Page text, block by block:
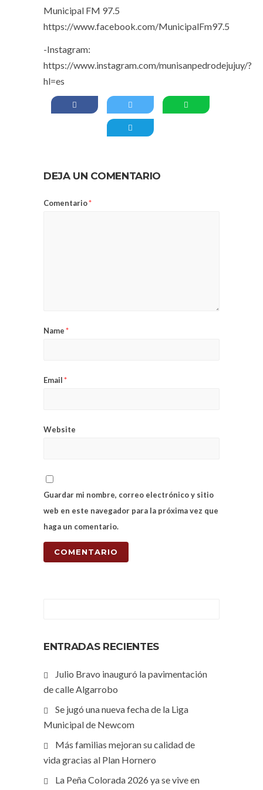
Municipal FM 97.5
https://www.facebook.com/MunicipalFm97.5
-Instagram:
https://www.instagram.com/munisanpedrodejujuy/?
hl=es
DEJA UN COMENTARIO
Comentario*
Name*
Email*
Website
Guardar mi nombre, correo electrónico y sitio
web en este navegador para la próxima vez que
haga un comentario.
ENTRADAS RECIENTES
Julio Bravo inauguró la pavimentación
de calle Algarrobo
Se jugó una nueva fecha de la Liga
Municipal de Newcom
Más familias mejoran su calidad de
vida gracias al Plan Hornero
La Peña Colorada 2026 ya se vive en